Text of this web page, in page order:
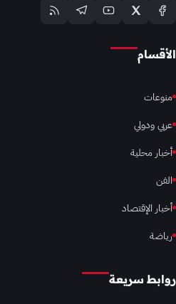
الأقسام
منوعات
عربي ودولي
أخبار محلية
الفن
أخبار الإقتصاد
رياضة
روابط سريعة